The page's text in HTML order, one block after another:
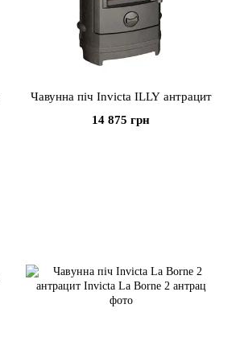
Чавунна піч Invicta ILLY антрацит
14 875 грн